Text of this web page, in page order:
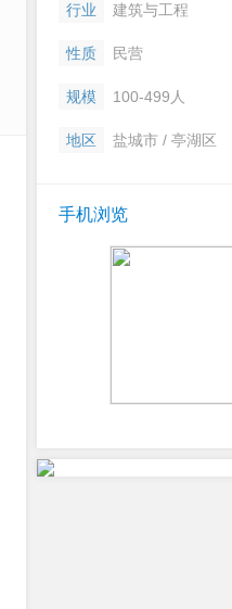
行业 建筑与工程
性质 民营
规模 100-499人
地区 盐城市 / 亭湖区
手机浏览